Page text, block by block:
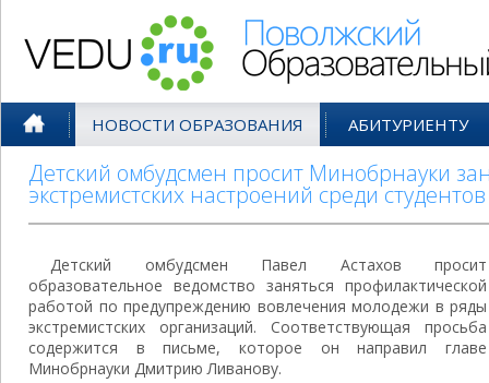
НОВОСТИ ОБРАЗОВАНИЯ АБИТУРИЕНТУ
Детский омбудсмен просит Минобрнауки
экстремистских настроений среди студентов
Детский омбудсмен Павел Астахов просит
образовательное ведомство заняться профилактической
работой по предупреждению вовлечения молодежи в ряды
экстремистских организаций. Соответствующая просьба
содержится в письме, которое он направил главе
Минобрнауки Дмитрию Ливанову.